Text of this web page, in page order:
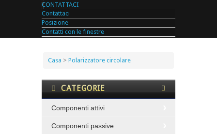
CONTATTACI
Contattaci
Posizione
Contatti con le finestre
Casa > Polarizzatore circolare
CATEGORIE
Componenti attivi
Componenti passive